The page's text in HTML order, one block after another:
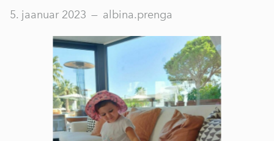
5. jaanuar 2023 — albina.prenga